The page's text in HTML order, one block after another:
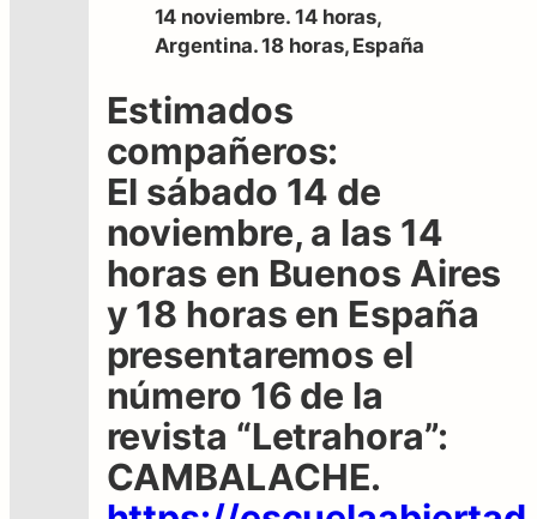
14 noviembre. 14 horas,
Argentina. 18 horas, España
Estimados
compañeros:
El sábado 14 de
noviembre, a las 14
horas en Buenos Aires
y 18 horas en España
presentaremos el
número 16 de la
revista “Letrahora”:
CAMBALACHE.